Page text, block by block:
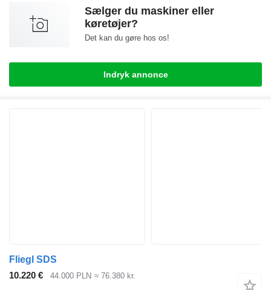
Sælger du maskiner eller
køretøjer?
Det kan du gøre hos os!
Indryk annonce
Fliegl SDS
10.220 €
44.000 PLN ≈ 76.380 kr.